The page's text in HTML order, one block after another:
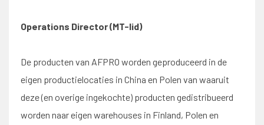
Operations Director (MT-lid)
De producten van AFPRO worden geproduceerd in de
eigen productielocaties in China en Polen van waaruit
deze (en overige ingekochte) producten gedistribueerd
worden naar eigen warehouses in Finland, Polen en